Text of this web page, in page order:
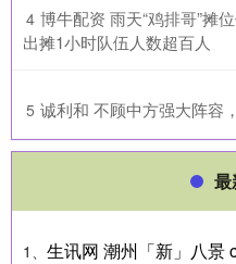
4 博牛配资 雨天“鸡排哥”摊
出摊1小时队伍人数超百人
5 诚利和 不顾中方强大阵容
最
1、 生讯网 潮州「新」八景